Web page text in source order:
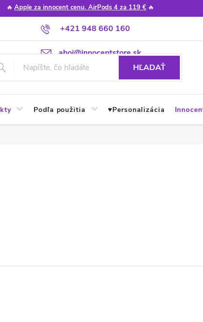
🔥 Apple za innocent cenu. AirPods 4 za 119 € 🔥
+421 948 660 160
ahoj@innocentstore.sk
Poradňa Apple návody a tipy
HĽADAŤ
Podľa použitia ♥︎Personalizácia